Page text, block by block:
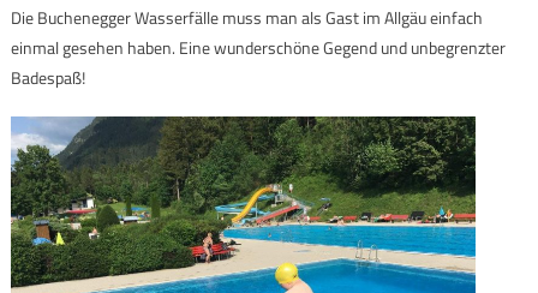
Die Buchenegger Wasserfälle muss man als Gast im Allgäu einfach
einmal gesehen haben. Eine wunderschöne Gegend und unbegrenzter
Badespaß!